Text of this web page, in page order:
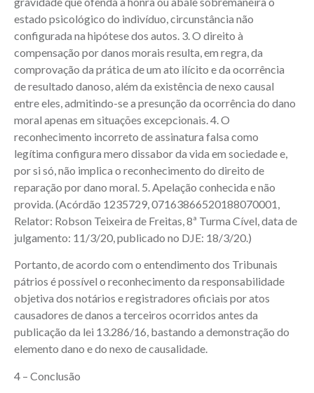
estado psicológico do indivíduo, circunstância não
configurada na hipótese dos autos. 3. O direito à
compensação por danos morais resulta, em regra, da
comprovação da prática de um ato ilícito e da ocorrência
de resultado danoso, além da existência de nexo causal
entre eles, admitindo-se a presunção da ocorrência do dano
moral apenas em situações excepcionais. 4. O
reconhecimento incorreto de assinatura falsa como
legítima configura mero dissabor da vida em sociedade e,
por si só, não implica o reconhecimento do direito de
reparação por dano moral. 5. Apelação conhecida e não
provida. (Acórdão 1235729, 07163866520188070001,
Relator: Robson Teixeira de Freitas, 8ª Turma Cível, data de
julgamento: 11/3/20, publicado no DJE: 18/3/20.)
Portanto, de acordo com o entendimento dos Tribunais
pátrios é possível o reconhecimento da responsabilidade
objetiva dos notários e registradores oficiais por atos
causadores de danos a terceiros ocorridos antes da
publicação da lei 13.286/16, bastando a demonstração do
elemento dano e do nexo de causalidade.
4 – Conclusão